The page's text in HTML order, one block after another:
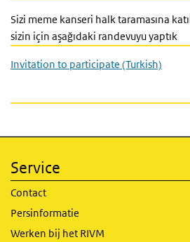
Sizi meme kanseri halk taramasına
sizin için aşağıdaki randevuyu yaptık
Invitation to participate (Turkish)
Service
Contact
Persinformatie
Werken bij het RIVM